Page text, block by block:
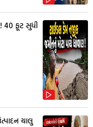
40 ફૂટ સુધી
ચાલુ